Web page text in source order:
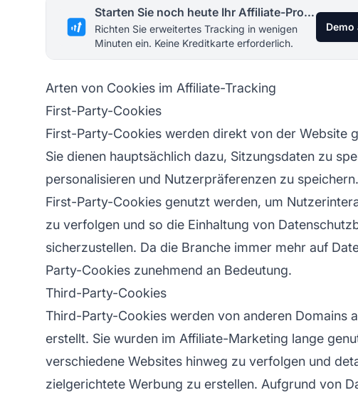
Starten Sie noch heute Ihr Affiliate-Programm
Richten Sie erweitertes Tracking in wenigen
Minuten ein. Keine Kreditkarte erforderlich.
Arten von Cookies im Affiliate-Tracking
First-Party-Cookies
First-Party-Cookies werden direkt von der Website
Sie dienen hauptsächlich dazu, Sitzungsdaten zu
personalisieren und Nutzerpräferenzen zu
First-Party-Cookies genutzt werden, um
zu verfolgen und so die Einhaltung von
sicherzustellen. Da die Branche immer mehr auf
Party-Cookies zunehmend an Bedeutung.
Third-Party-Cookies
Third-Party-Cookies werden von anderen Domains
erstellt. Sie wurden im Affiliate-Marketing lange
verschiedene Websites hinweg zu verfolgen und
zielgerichtete Werbung zu erstellen. Aufgrund von